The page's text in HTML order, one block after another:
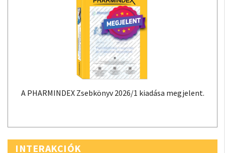
A PHARMINDEX Zsebkönyv 2026/1 kiadása megjelent.
INTERAKCIÓK